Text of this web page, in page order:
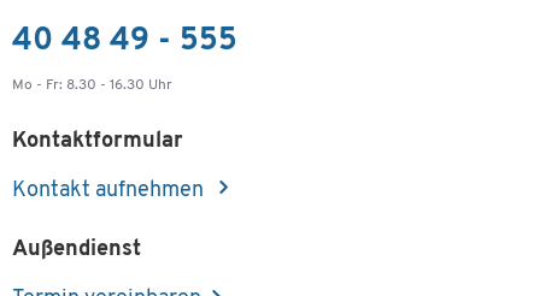
40 48 49 - 555
Mo - Fr: 8.30 - 16.30 Uhr
Kontaktformular
Kontakt aufnehmen
Außendienst